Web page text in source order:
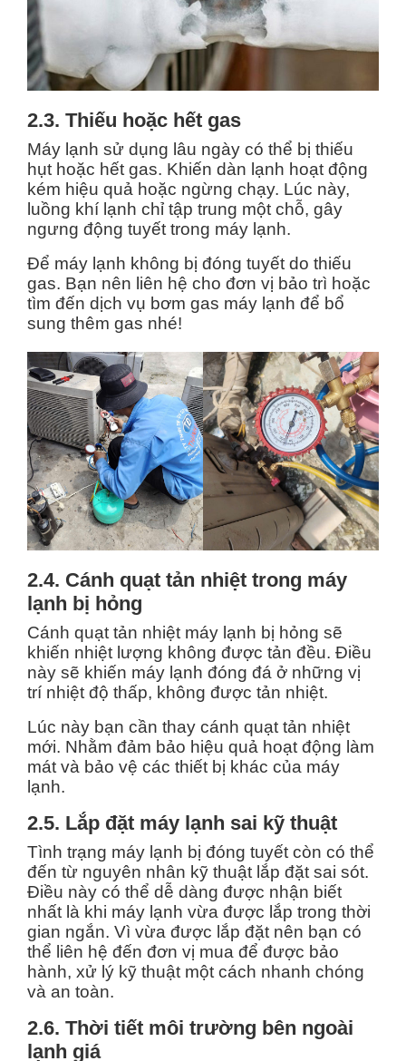
2.3. Thiếu hoặc hết gas
Máy lạnh sử dụng lâu ngày có thể bị thiếu
hụt hoặc hết gas. Khiến dàn lạnh hoạt động
kém hiệu quả hoặc ngừng chạy. Lúc này,
luồng khí lạnh chỉ tập trung một chỗ, gây
ngưng động tuyết trong máy lạnh.
Để máy lạnh không bị đóng tuyết do thiếu
gas. Bạn nên liên hệ cho đơn vị bảo trì hoặc
tìm đến dịch vụ bơm gas máy lạnh để bổ
sung thêm gas nhé!
2.4. Cánh quạt tản nhiệt trong máy
lạnh bị hỏng
Cánh quạt tản nhiệt máy lạnh bị hỏng sẽ
khiến nhiệt lượng không được tản đều. Điều
này sẽ khiến máy lạnh đóng đá ở những vị
trí nhiệt độ thấp, không được tản nhiệt.
Lúc này bạn cần thay cánh quạt tản nhiệt
mới. Nhằm đảm bảo hiệu quả hoạt động làm
mát và bảo vệ các thiết bị khác của máy
lạnh.
2.5. Lắp đặt máy lạnh sai kỹ thuật
Tình trạng máy lạnh bị đóng tuyết còn có thể
đến từ nguyên nhân kỹ thuật lắp đặt sai sót.
Điều này có thể dễ dàng được nhận biết
nhất là khi máy lạnh vừa được lắp trong thời
gian ngắn. Vì vừa được lắp đặt nên bạn có
thể liên hệ đến đơn vị mua để được bảo
hành, xử lý kỹ thuật một cách nhanh chóng
và an toàn.
2.6. Thời tiết môi trường bên ngoài
lạnh giá